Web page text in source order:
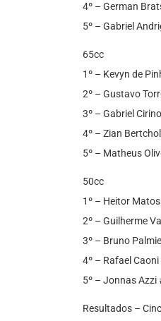
4º – German
5º – Gabriel
65cc
1º – Kevyn de
2º – Gustavo
3º – Gabriel
4º – Zian
5º – Matheus
50cc
1º – Heitor
2º – Guilherme
3º – Bruno
4º – Rafael
5º – Jonnas
Resultados –